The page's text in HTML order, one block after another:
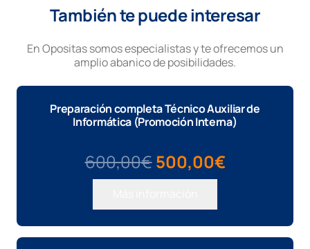
También te puede interesar
En Opositas somos especialistas y te ofrecemos un
amplio abanico de posibilidades.
Preparación completa Técnico Auxiliar de
Informática (Promoción Interna)
600,00€El
precio
era:
500,00€El
es: